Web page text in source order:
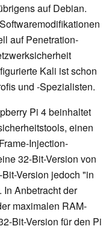
auf Debian.
auf Penetration-
Kali ist schon
und -Spezialisten.
Pi 4 beinhaltet
einen
Injection-
32-Bit-Version von
Version jedoch "in
Anbetracht der
maximalen RAM-
Bit-Version für den Pi